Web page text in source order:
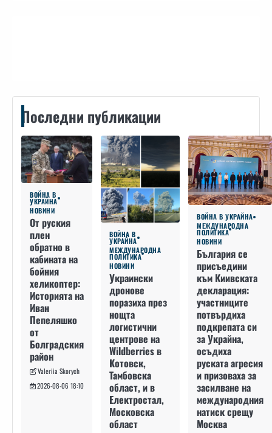
Последни публикации
ВОЙНА В
УКРАЙНА
НОВИНИ
От руския
плен
обратно в
кабината на
бойния
хеликоптер:
Историята на
Иван
Пепеляшко
от
Болградския
район
Valeriia Skorych
2026-08-06 18:10
ВОЙНА В
УКРАЙНА
МЕЖДУНАРОДНА
ПОЛИТИКА
НОВИНИ
Украински
дронове
поразиха през
нощта
логистични
центрове на
Wildberries в
Котовск,
Тамбовска
област, и в
Електростал,
Московска
област
ВОЙНА В УКРАЙНА
МЕЖДУНАРОДНА
ПОЛИТИКА
НОВИНИ
България се
присъедини
към Киивската
декларация:
участниците
потвърдиха
подкрепата си
за Украйна,
осъдиха
руската агресия
и призоваха за
засилване на
международния
натиск срещу
Москва